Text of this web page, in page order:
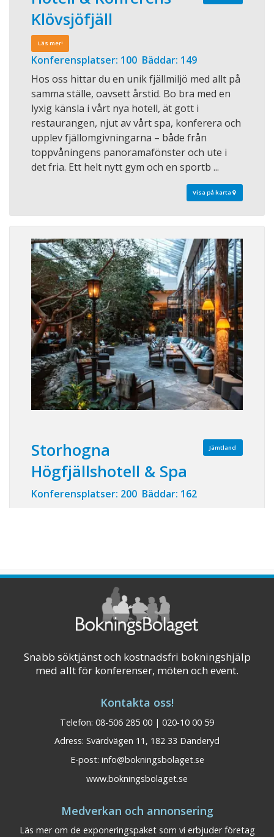
Klövsjöfjäll
Läs mer!
Konferensplatser: 100 Bäddar: 149
Hos oss hittar du en unik fjällmiljö med allt på
samma ställe, oavsett årstid. Bo bra med en
lyxig känsla i vårt nya hotell, ät gott i
restaurangen, njut av vårt spa, konferera och
upplev fjällomgivningarna – både från
toppvåningens panoramafönster och ute i
det fria. Ett helt nytt gym och en sportb ...
Visa på karta
Jämtland
Storhogna
Högfjällshotell & Spa
Konferensplatser: 200 Bäddar: 162
med ett rikt och genomtänkt utbud av
aktiviteter både sommar och vinter. En
perfekt miljö för företag som önskar krydda ...
Snabb söktjänst och kostnadsfri bokningshjälp
med allt för konferenser, möten och event.
Kontakta oss!
Telefon: 08-506 285 00 | 020-10 00 59
Adress: Svärdvägen 11, 182 33 Danderyd
E-post: info@bokningsbolaget.se
www.bokningsbolaget.se
Medverkan och annonsering
Läs mer om de exponeringspaket som vi erbjuder företag